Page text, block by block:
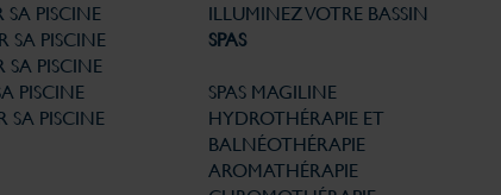
SA PISCINE
SA PISCINE
SA PISCINE
PISCINE
SA PISCINE
ILLUMINEZ VOTRE BASSIN
SPAS
SPAS MAGILINE
HYDROTHÉRAPIE ET
BALNÉOTHÉRAPIE
AROMATHÉRAPIE